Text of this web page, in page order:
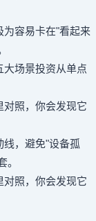
为容易卡在"看起来
大场景投资从单点
照，你会发现它
线，避免"设备孤
照，你会发现它